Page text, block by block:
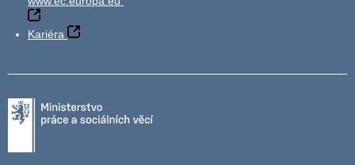
Kariéra